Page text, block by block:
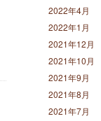
2022年4月
2022年1月
2021年12月
2021年10月
2021年9月
2021年8月
2021年7月